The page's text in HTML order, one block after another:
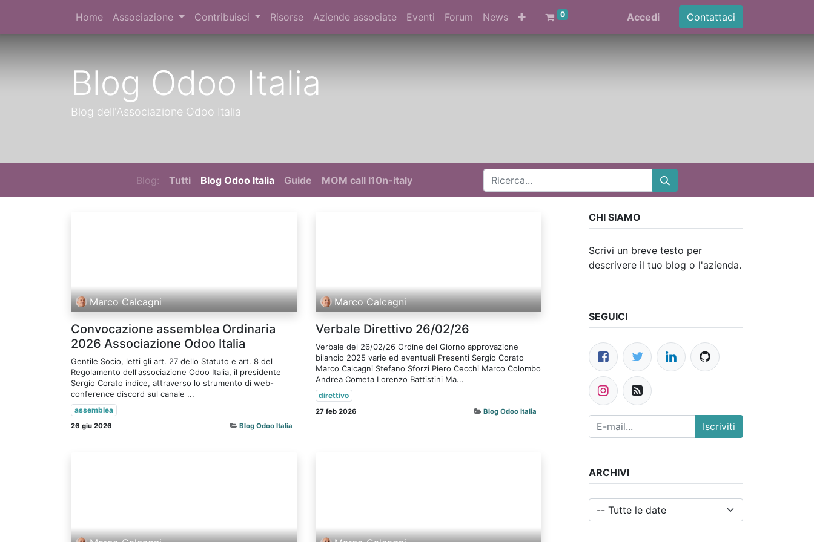
Home Associazione Contribuisci Risorse Aziende associate Eventi Forum News 0 Accedi Contattaci
Blog Odoo Italia
Blog dell'Associazione Odoo Italia
Blog: Tutti Blog Odoo Italia Guide MOM call l10n-italy
Marco Calcagni
Convocazione assemblea Ordinaria
2026 Associazione Odoo Italia
Gentile Socio, letti gli art. 27 dello Statuto e art. 8 del
Regolamento dell'associazione Odoo Italia, il presidente
Sergio Corato indice, attraverso lo strumento di web-
conference discord sul canale ...
assemblea
26 giu 2026 Blog Odoo Italia
Marco Calcagni
Verbale Direttivo 26/02/26
Verbale del 26/02/26 Ordine del Giorno approvazione
bilancio 2025 varie ed eventuali Presenti Sergio Corato
Marco Calcagni Stefano Sforzi Piero Cecchi Marco Colombo
Andrea Cometa Lorenzo Battistini Ma...
direttivo
27 feb 2026 Blog Odoo Italia
CHI SIAMO
Scrivi un breve testo per
descrivere il tuo blog o l'azienda.
SEGUICI
Iscriviti
ARCHIVI